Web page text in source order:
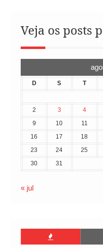
Veja os posts
D S T
2
3 4
9
10 11
16
17 18
23
24 25
30
31
« jul